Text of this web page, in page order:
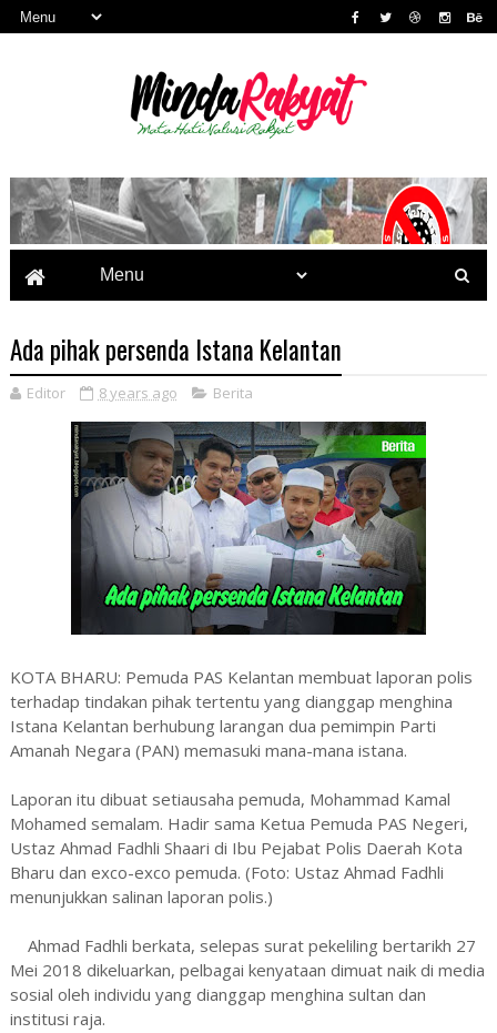
Ada pihak persenda Istana Kelantan
Editor 8 years ago Berita
KOTA BHARU: Pemuda PAS Kelantan membuat laporan polis
terhadap tindakan pihak tertentu yang dianggap menghina
Istana Kelantan berhubung larangan dua pemimpin Parti
Amanah Negara (PAN) memasuki mana-mana istana.
Laporan itu dibuat setiausaha pemuda, Mohammad Kamal
Mohamed semalam. Hadir sama Ketua Pemuda PAS Negeri,
Ustaz Ahmad Fadhli Shaari di Ibu Pejabat Polis Daerah Kota
Bharu dan exco-exco pemuda. (Foto: Ustaz Ahmad Fadhli
menunjukkan salinan laporan polis.)
Ahmad Fadhli berkata, selepas surat pekeliling bertarikh 27
Mei 2018 dikeluarkan, pelbagai kenyataan dimuat naik di media
sosial oleh individu yang dianggap menghina sultan dan
institusi raja.